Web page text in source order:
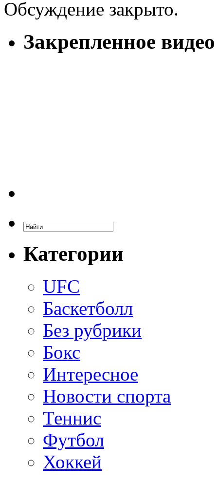
Обсуждение закрыто.
Закрепленное видео
Категории
UFC
Баскетболл
Без рубрики
Бокс
Интересное
Новости спорта
Теннис
Футбол
Хоккей